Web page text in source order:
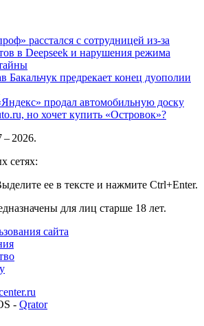
расстался с сотрудницей из-за
в Deepseek и нарушения режима
Бакальчук предрекает конец дуополии
продал автомобильную доску
но хочет купить «Островок»?
2026.
сетях:
ее в тексте и нажмите Ctrl+Enter.
для лиц старше 18 лет.
сайта
- Qrator